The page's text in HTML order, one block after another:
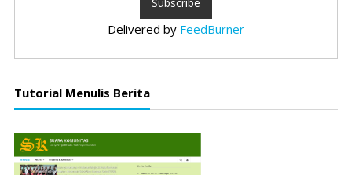
Delivered by FeedBurner
Tutorial Menulis Berita